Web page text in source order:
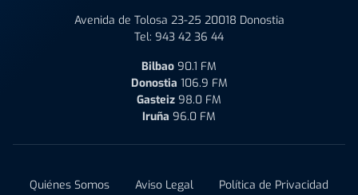
Avenida de Tolosa 23-25 20018 Donostia
Tel: 943 42 36 44
Bilbao 90.1 FM
Donostia 106.9 FM
Gasteiz 98.0 FM
Iruña 96.0 FM
Quiénes Somos Aviso Legal
Política de Privacidad